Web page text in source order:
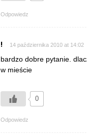
Odpowiedz
! 14 października 2010 at 14:02
bardzo dobre pytanie.
w mieście
0
Odpowiedz